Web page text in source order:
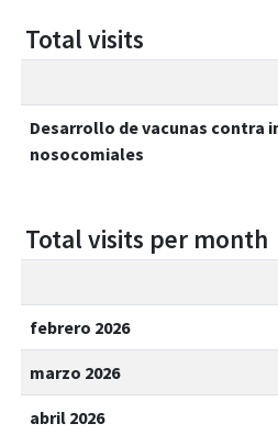
Total visits
Desarrollo de vacunas contra
nosocomiales
Total visits per month
febrero 2026
marzo 2026
abril 2026